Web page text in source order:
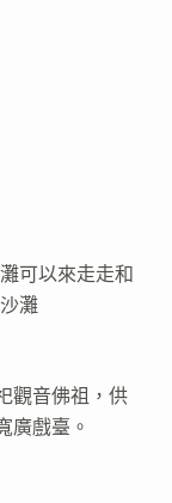
可以來走走和
灘
觀音佛祖，供
廣戲臺。